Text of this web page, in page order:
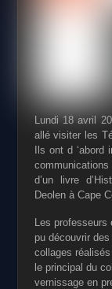
Lundi 18 avril
allé visiter les
Ils ont d
d’un livre
Deolen à Cape
Les professeurs
pu découvrir
collages réalisés
le principal du
vernissage en